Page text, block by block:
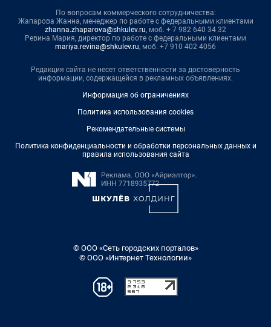
По вопросам коммерческого сотрудничества:
Жапарова Жанна, менеджер по работе с федеральными клиентами
zhanna.zhaparova@shkulev.ru, моб. + 7 982 640 34 32
Ревина Мария, директор по работе с федеральными клиентами
mariya.revina@shkulev.ru, моб. +7 910 402 4056
Редакция сайта не несет ответственности за достоверность
информации, содержащейся в рекламных объявлениях.
Информация об ограничениях
Политика использования cookies
Рекомендательные системы
Политика конфиденциальности и обработки персональных данных и
правила использования сайта
© ООО «Сеть городских порталов»
© ООО «Интернет Технологии»